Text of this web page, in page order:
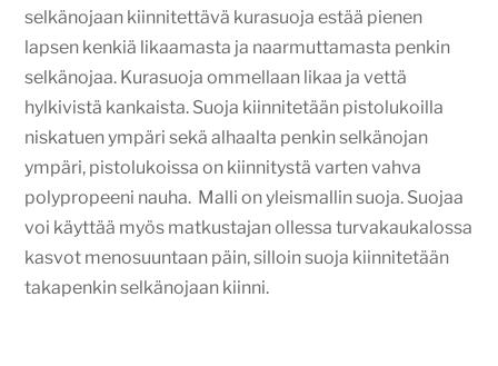
selkänojaan kiinnitettävä kurasuoja estää pienen
lapsen kenkiä likaamasta ja naarmuttamasta penkin
selkänojaa. Kurasuoja ommellaan likaa ja vettä
hylkivistä kankaista. Suoja kiinnitetään pistolukoilla
niskatuen ympäri sekä alhaalta penkin selkänojan
ympäri, pistolukoissa on kiinnitystä varten vahva
polypropeeni nauha. Malli on yleismallin suoja. Suojaa
voi käyttää myös matkustajan ollessa turvakaukalossa
kasvot menosuuntaan päin, silloin suoja kiinnitetään
takapenkin selkänojaan kiinni.